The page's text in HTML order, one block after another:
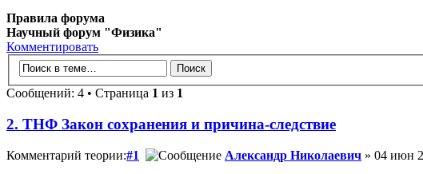
Правила форума
Научный форум "Физика"
Комментировать
Сообщений: 4 • Страница 1 из 1
2. ТНФ Закон сохранения и причина-следствие
Комментарий теории:#1 Александр Николаевич » 04 июн